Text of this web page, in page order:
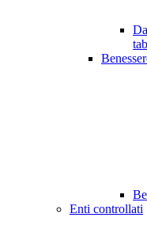
Enti controllati